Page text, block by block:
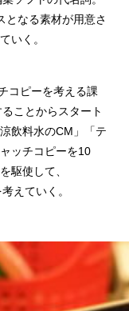
となる素材が用意さ
いく。
コピーを考える課
ことからスタート
飲料水のCM」「テ
ッチコピーを10
駆使して、
えていく。